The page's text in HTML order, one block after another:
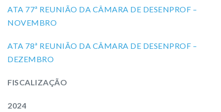
ATA 77ª REUNIÃO DA CÂMARA DE DESENPROF –
NOVEMBRO
ATA 78ª REUNIÃO DA CÂMARA DE DESENPROF –
DEZEMBRO
FISCALIZAÇÃO
2024